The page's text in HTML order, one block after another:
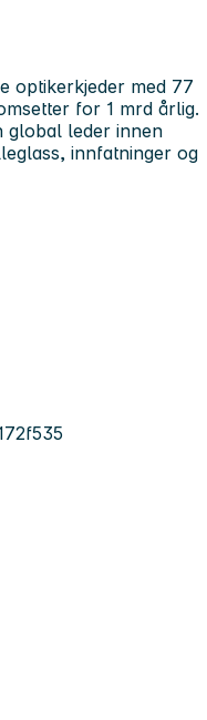
optikerkjeder med 77
for 1 mrd årlig.
global leder innen
innfatninger og